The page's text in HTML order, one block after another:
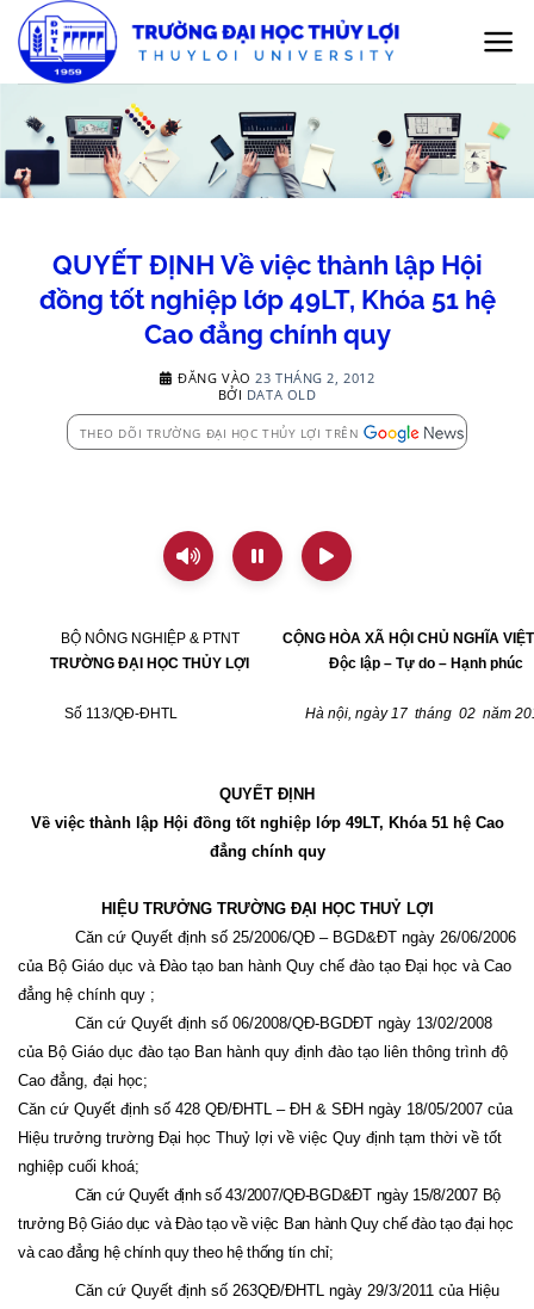
qua
nội
QUYẾT ĐỊNH Về việc thành lập Hội
đồng tốt nghiệp lớp 49LT, Khóa 51 hệ
Cao đẳng chính quy
ĐĂNG VÀO23 THÁNG 2, 2012
BỞI DATA OLD
THEO DÕI TRƯỜNG ĐẠI HỌC THỦY LỢI TRÊN
BỘ NÔNG NGHIỆP & PTNT
TRƯỜNG ĐẠI HỌC THỦY LỢI
Số 113/QĐ-ĐHTL
CỘNG HÒA XÃ HỘI CHỦ NGHĨA
Độc lập – Tự do – Hạnh phúc
Hà nội, ngày 17 tháng 02 năm
QUYẾT ĐỊNH
Về việc thành lập Hội đồng tốt nghiệp lớp 49LT, Khóa 51 hệ Cao
đẳng chính quy
HIỆU TRƯỞNG TRƯỜNG ĐẠI HỌC THUỶ LỢI
Căn cứ Quyết định số 25/2006/QĐ – BGD&ĐT ngày 26/06/2006
của Bộ Giáo dục và Đào tạo ban hành Quy chế đào tạo Đại học và Cao
đẳng hệ chính quy ;
Căn cứ Quyết định số 06/2008/QĐ-BGDĐT ngày 13/02/2008
của Bộ Giáo dục đào tạo Ban hành quy định đào tạo liên thông trình độ
Cao đẳng, đại học;
Căn cứ Quyết định số 428 QĐ/ĐHTL – ĐH & SĐH ngày 18/05/2007 của
Hiệu trưởng trường Đại học Thuỷ lợi về việc Quy định tạm thời về tốt
nghiệp cuối khoá;
Căn cứ Quyết định số 43/2007/QĐ-BGD&ĐT ngày 15/8/2007 Bộ
trưởng Bộ Giáo dục và Đào tạo về việc Ban hành Quy chế đào tạo đại học
và cao đẳng hệ chính quy theo hệ thống tín chỉ;
Căn cứ Quyết định số 263QĐ/ĐHTL ngày 29/3/2011 của Hiệu